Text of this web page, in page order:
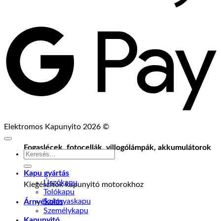
Fogaslécek, fotocellák, villogólámpák, akkumulátorok
Kiegészítók kapunyitó motorokhoz
Árnyékolás
Elektromos Kapunyito 2026 ©
Keresés
következőre:
Kapu gyártás
Úszókapu
Tolókapu
Szárnyaskapu
Személykapu